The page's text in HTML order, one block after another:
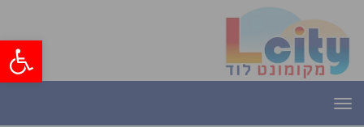
פתח
תפריט